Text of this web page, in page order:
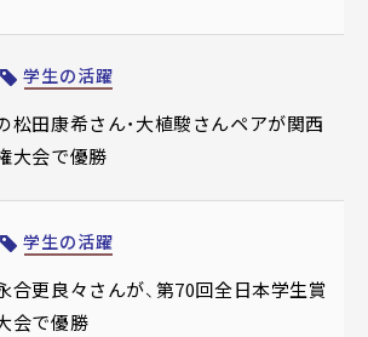
学生の活躍
松田康希さん・大植駿さんペアが関西
大会で優勝
学生の活躍
合更良々さんが、第70回全日本学生賞
会で優勝